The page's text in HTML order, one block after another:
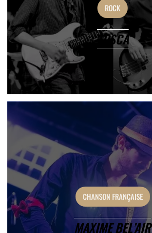
ROCK
TOSCA
CHANSON FRANÇAISE
MAXIME BEL’AIR